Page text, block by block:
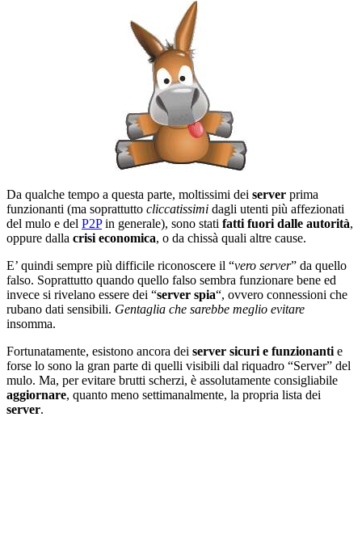
Da qualche tempo a questa parte, moltissimi dei server prima
funzionanti (ma soprattutto cliccatissimi dagli utenti più affezionati
del mulo e del P2Pin generale), sono stati fatti fuori dalle autorità,
oppure dalla crisi economica, o da chissà quali altre cause.
E’ quindi sempre più difficile riconoscere il “vero server” da quello
falso. Soprattutto quando quello falso sembra funzionare bene ed
invece si rivelano essere dei “server spia“, ovvero connessioni che
rubano dati sensibili. Gentaglia che sarebbe meglio evitare
insomma.
Fortunatamente, esistono ancora dei server sicuri e funzionanti e
forse lo sono la gran parte di quelli visibili dal riquadro “Server” del
mulo. Ma, per evitare brutti scherzi, è assolutamente consigliabile
aggiornare, quanto meno settimanalmente, la propria lista dei
server.